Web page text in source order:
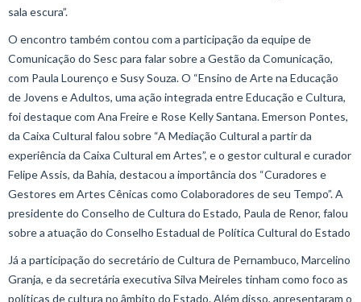
sala escura”.
O encontro também contou com a participação da equipe de
Comunicação do Sesc para falar sobre a Gestão da Comunicação,
com Paula Lourenço e Susy Souza. O “Ensino de Arte na Educação
de Jovens e Adultos, uma ação integrada entre Educação e Cultura,
foi destaque com Ana Freire e Rose Kelly Santana. Emerson Pontes,
da Caixa Cultural falou sobre “A Mediação Cultural a partir da
experiência da Caixa Cultural em Artes”, e o gestor cultural e curador
Felipe Assis, da Bahia, destacou a importância dos “Curadores e
Gestores em Artes Cênicas como Colaboradores de seu Tempo”. A
presidente do Conselho de Cultura do Estado, Paula de Renor, falou
sobre a atuação do Conselho Estadual de Política Cultural do Estado
Já a participação do secretário de Cultura de Pernambuco, Marcelino
Granja, e da secretária executiva Silva Meireles tinham como foco as
políticas de cultura no âmbito do Estado. Além disso, apresentaram o